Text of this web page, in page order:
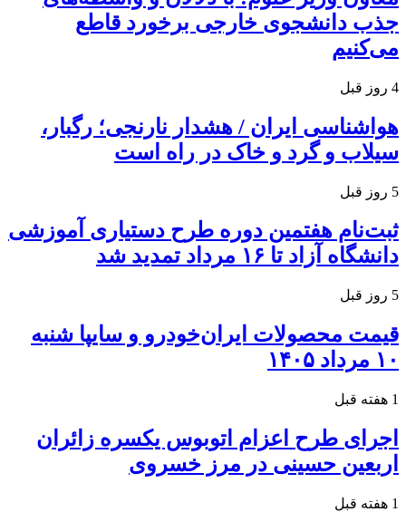
جذب دانشجوی خارجی برخورد قاطع
می‌کنیم
4 روز قبل
هواشناسی ایران / هشدار نارنجی؛ رگبار،
سیلاب و گرد و خاک در راه است
5 روز قبل
ثبت‌نام هفتمین دوره طرح دستیاری آموزشی
دانشگاه آزاد تا ۱۶ مرداد تمدید شد
5 روز قبل
قیمت محصولات ایران‌خودرو و سایپا شنبه
۱۰ مرداد ۱۴۰۵
1 هفته قبل
اجرای طرح اعزام اتوبوس یکسره زائران
اربعین حسینی در مرز خسروی
1 هفته قبل